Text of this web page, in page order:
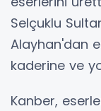
Selçuklu
Alayhan'dan
kaderine ve
Kanber,